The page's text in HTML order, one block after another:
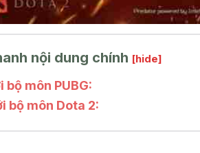
nội dung chính [hide]
bộ môn PUBG:
bộ môn Dota 2: